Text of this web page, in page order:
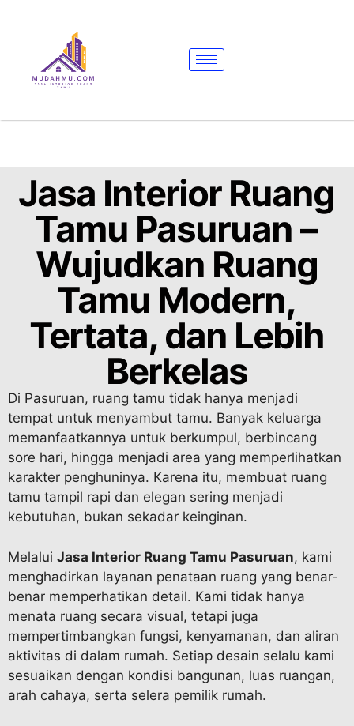
Jasa Interior Ruang
Tamu Pasuruan –
Wujudkan Ruang
Tamu Modern,
Tertata, dan Lebih
Berkelas
Di Pasuruan, ruang tamu tidak hanya menjadi
tempat untuk menyambut tamu. Banyak keluarga
memanfaatkannya untuk berkumpul, berbincang
sore hari, hingga menjadi area yang memperlihatkan
karakter penghuninya. Karena itu, membuat ruang
tamu tampil rapi dan elegan sering menjadi
kebutuhan, bukan sekadar keinginan.
Melalui Jasa Interior Ruang Tamu Pasuruan, kami
menghadirkan layanan penataan ruang yang benar-
benar memperhatikan detail. Kami tidak hanya
menata ruang secara visual, tetapi juga
mempertimbangkan fungsi, kenyamanan, dan aliran
aktivitas di dalam rumah. Setiap desain selalu kami
sesuaikan dengan kondisi bangunan, luas ruangan,
arah cahaya, serta selera pemilik rumah.